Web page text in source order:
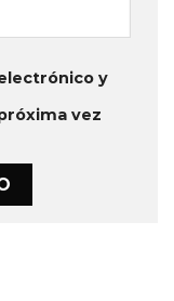
y
vez